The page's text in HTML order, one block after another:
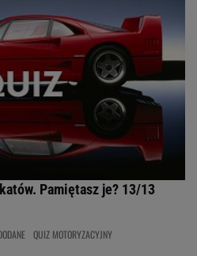
Pamiętasz je? 13/13
QUIZ MOTORYZACYJNY